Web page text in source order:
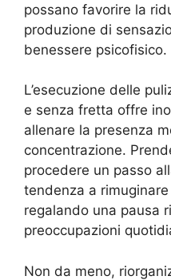
possano favorire la
produzione di
benessere psicofisico.
L’esecuzione delle
e senza fretta offre
allenare la presenza
concentrazione.
procedere un passo
tendenza a
regalando una pausa
preoccupazioni
Non da meno,